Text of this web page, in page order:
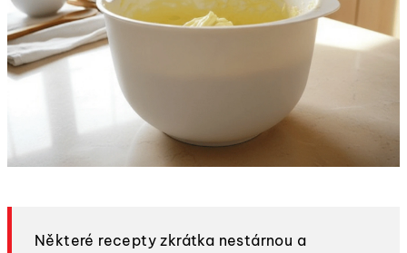
Některé recepty zkrátka nestárnou a